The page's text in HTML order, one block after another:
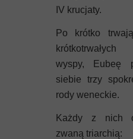
IV krucjaty.
Po krótko
krótkotrwałych
wyspy, Eubeę
siebie trzy
rody weneckie.
Każdy z nich
zwaną triarchią: